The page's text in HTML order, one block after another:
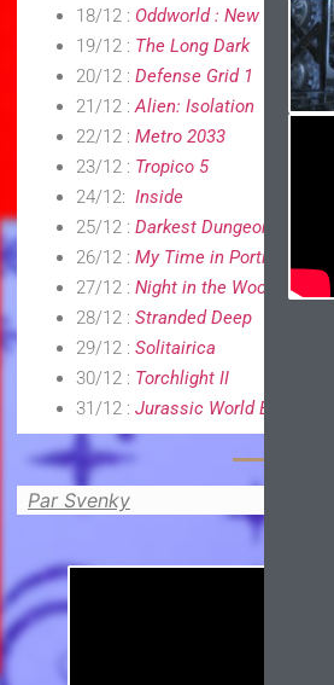
18/12 : Oddworld : New ‘n’ Tasty
19/12 : The Long Dark
20/12 : Defense Grid 1
21/12 :Alien: Isolation
22/12 : Metro 2033
23/12 : Tropico 5
24/12: Inside
25/12 : Darkest Dungeon
26/12 : My Time in Portia
27/12 : Night in the Woods
28/12 : Stranded Deep
29/12 : Solitairica
30/12 : Torchlight II
31/12 : Jurassic World Evolution
Par Svenky